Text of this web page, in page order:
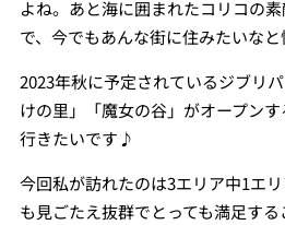
よね。あと海に囲まれたコリコの
で、今でもあんな街に住みたいなと
2023年秋に予定されているジブリ
けの里」「魔女の谷」がオープン
行きたいです♪
今回私が訪れたのは3エリア中1エ
も見ごたえ抜群でとっても満足す